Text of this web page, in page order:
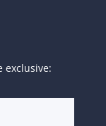
exclusive: